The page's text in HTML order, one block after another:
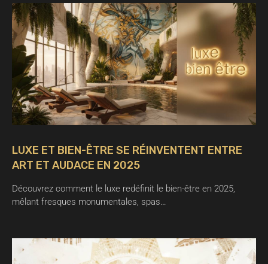
LUXE ET BIEN-ÊTRE SE RÉINVENTENT ENTRE
ART ET AUDACE EN 2025
Découvrez comment le luxe redéfinit le bien-être en 2025,
mêlant fresques monumentales, spas…